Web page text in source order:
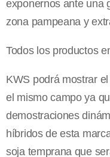
exponernos ante una
zona pampeana y
Todos los productos
KWS podrá mostrar
el mismo campo ya
demostraciones
híbridos de esta
soja temprana que